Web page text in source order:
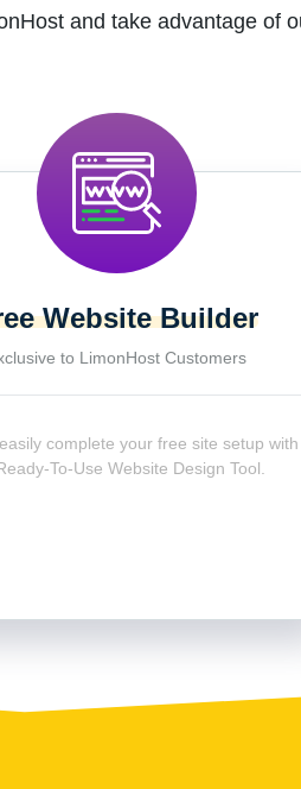
and take advantage of
Website Builder
to LimonHost Customers
complete your free site setup with
To-Use Website Design Tool.